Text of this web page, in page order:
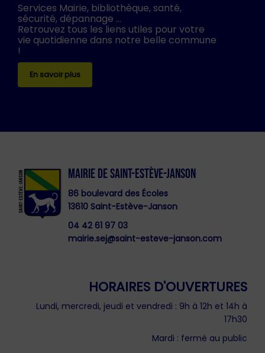
Services Mairie, bibliothèque, santé,
sécurité, dépannage …
Retrouvez tous les liens utiles pour votre
vie quotidienne dans notre belle commune
!
En savoir plus
MAIRIE DE SAINT-ESTÈVE-JANSON
86 boulevard des Écoles
13610 Saint-Estève-Janson
04 42 61 97 03
mairie.sej@saint-esteve-janson.com
HORAIRES D'OUVERTURES
Lundi, mercredi, jeudi et vendredi : 9h à 12h et 14h à
17h30
Mardi : fermé au public